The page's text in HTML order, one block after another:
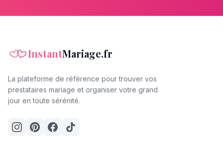
InstantMariage.fr
La plateforme de référence pour trouver vos
prestataires mariage et organiser votre grand
jour en toute sérénité.